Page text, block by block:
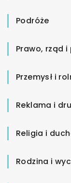
Podróże
Prawo, rząd
Przemysł i
Reklama i
Religia i
Rodzina i